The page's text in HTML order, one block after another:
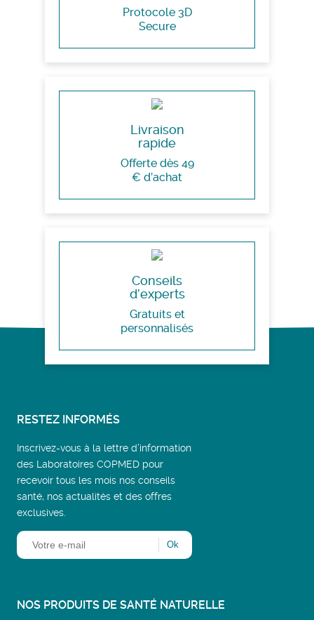
Protocole 3D
Secure
Livraison
rapide
Offerte dès 49
€ d’achat
Conseils
d’experts
Gratuits et
personnalisés
RESTEZ INFORMÉS
Inscrivez-vous à la lettre d’information
des Laboratoires COPMED pour
recevoir tous les mois nos conseils
santé, nos actualités et des offres
exclusives.
NOS PRODUITS DE SANTÉ NATURELLE